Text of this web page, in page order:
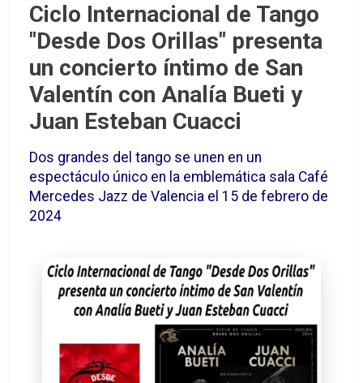
Ciclo Internacional de Tango
"Desde Dos Orillas" presenta
un concierto íntimo de San
Valentín con Analía Bueti y
Juan Esteban Cuacci
Dos grandes del tango se unen en un
espectáculo único en la emblemática sala Café
Mercedes Jazz de Valencia el 15 de febrero de
2024